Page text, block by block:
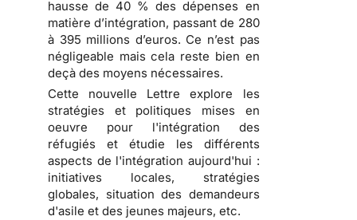
hausse de 40 % des dépenses en
matière d’intégration, passant de 280
à 395 millions d’euros. Ce n’est pas
négligeable mais cela reste bien en
deçà des moyens nécessaires.
Cette nouvelle Lettre explore les
stratégies et politiques mises en
oeuvre pour l'intégration des
réfugiés et étudie les différents
aspects de l'intégration aujourd'hui :
initiatives locales, stratégies
globales, situation des demandeurs
d'asile et des jeunes majeurs, etc.